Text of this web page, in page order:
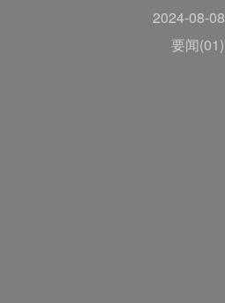
2024-08-08
要闻(01)